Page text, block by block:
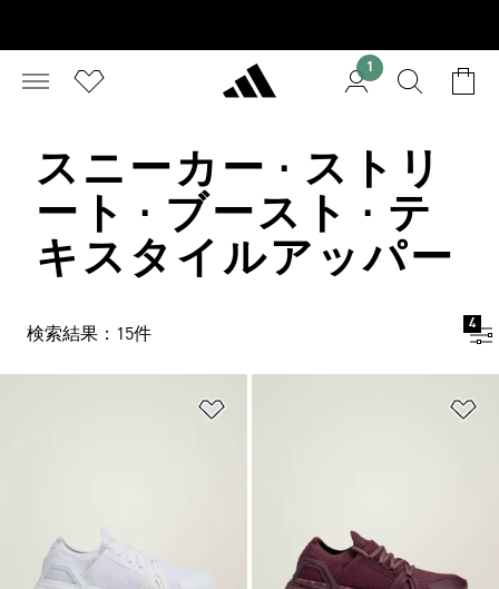
1
スニーカー · ストリ
ート · ブースト · テ
キスタイルアッパー
検索結果：15件
4